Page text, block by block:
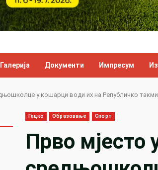
Галерија Документи Импресум
у кошарци води их на Републичко
Гацко Образовање Спорт
Прво мјесто